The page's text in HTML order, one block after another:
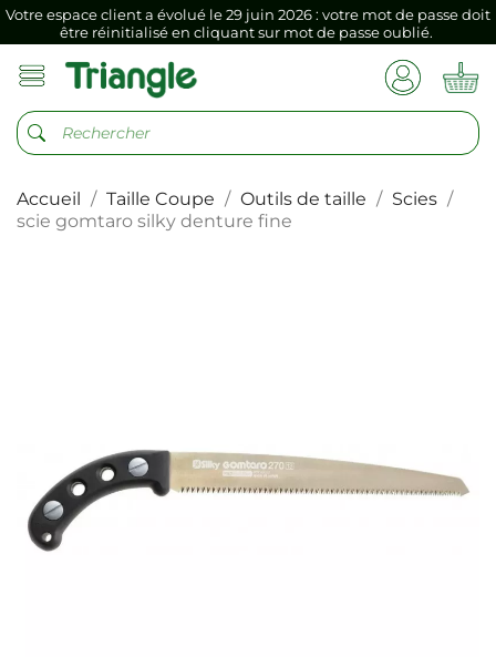
Si vous aviez mémorisé votre précédent mot de passe dans votre
navigateur internet, il doit être réenregistré à la première connexion
Votre espace client a évolué le 29 juin 2026 : votre mot de passe doit
être réinitialisé en cliquant sur mot de passe oublié.
Si vous aviez mémorisé votre précédent mot de passe dans votre
Accueil Taille Coupe Outils de taille
Scies
scie gomtaro silky denture fine